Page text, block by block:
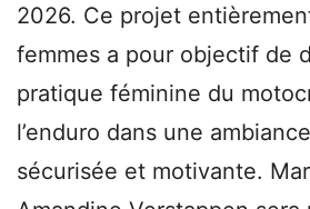
2026. Ce projet
femmes a pour objectif de
pratique féminine du
l’enduro dans une
sécurisée et motivante.